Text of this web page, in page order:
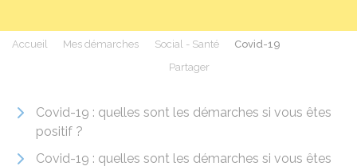
Accueil Mes démarches Social - Santé
Covid-19
Partager
Covid-19 : quelles sont les démarches si vous êtes
positif ?
Covid-19 : quelles sont les démarches si vous êtes